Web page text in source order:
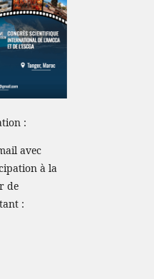
:
avec
à la
de
: